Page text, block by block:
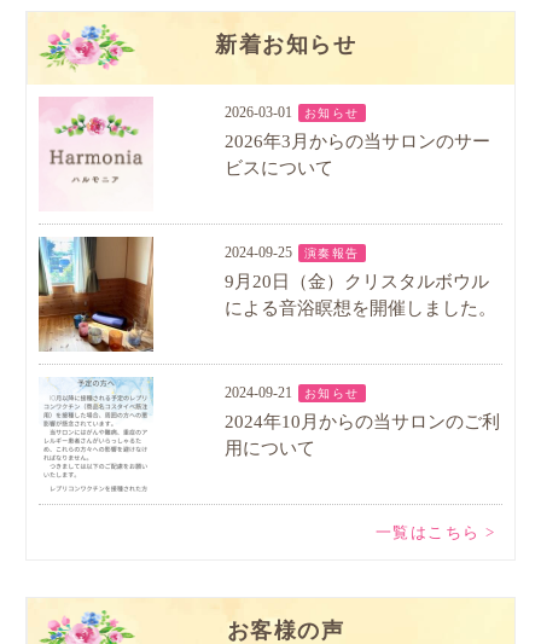
新着お知らせ
2026-03-01 お知らせ
2026年3月からの当サロンのサー
ビスについて
2024-09-25 演奏報告
9月20日（金）クリスタルボウル
による音浴瞑想を開催しました。
2024-09-21 お知らせ
2024年10月からの当サロンのご利
用について
一覧はこちら >
お客様の声